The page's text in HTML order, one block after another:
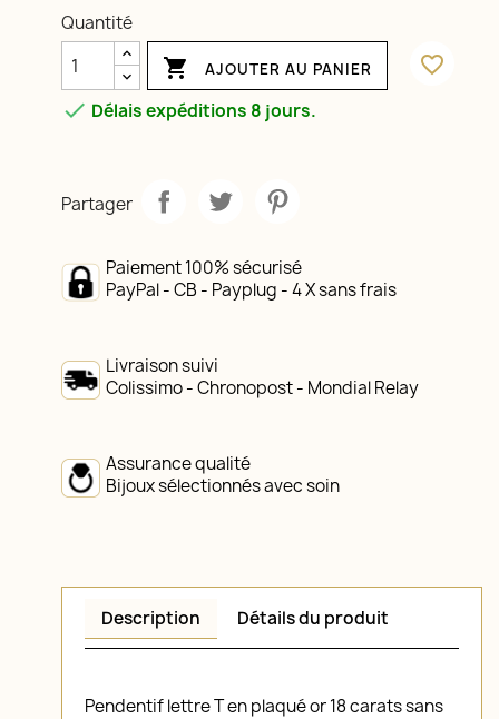
Quantité
 AJOUTER AU PANIER
favorite_border
 Délais expéditions 8 jours.
Partager
Paiement 100% sécurisé
PayPal - CB - Payplug - 4 X sans frais
Livraison suivi
Colissimo - Chronopost - Mondial Relay
Assurance qualité
Bijoux sélectionnés avec soin
Description Détails du produit
Pendentif lettre T en plaqué or 18 carats sans